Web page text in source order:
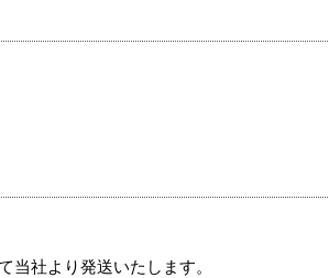
当社より発送いたします。